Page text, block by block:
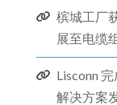
槟城工厂
展至电缆
Lisconn
解决方​​案